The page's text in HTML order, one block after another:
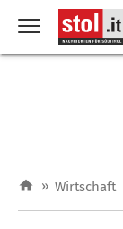
» Wirtschaft